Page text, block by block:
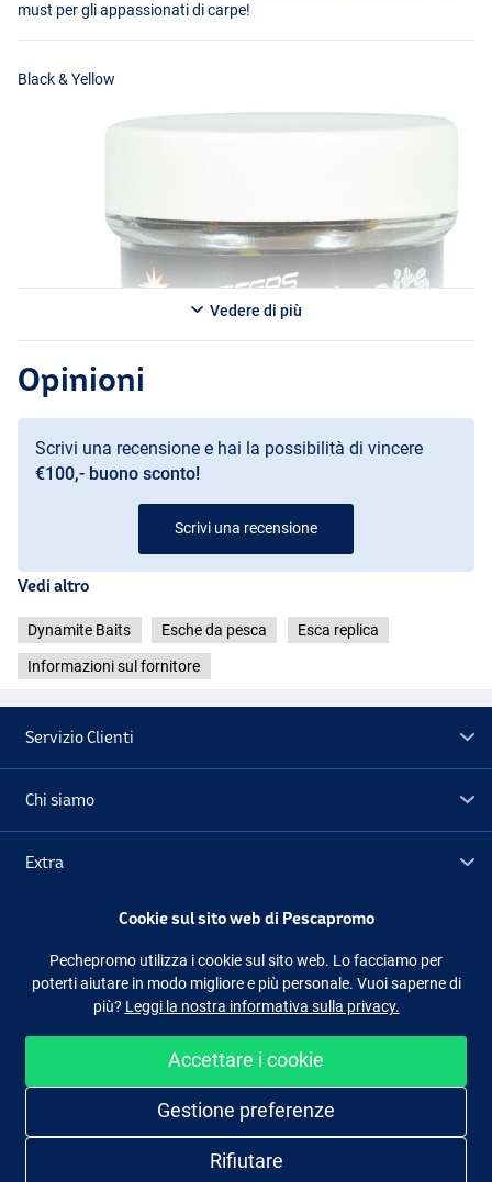
must per gli appassionati di carpe!
Black & Yellow
Vedere di più
Opinioni
Scrivi una recensione e hai la possibilità di vincere
€100,- buono sconto!
Scrivi una recensione
Vedi altro
Dynamite Baits Esche da pesca Esca replica
Informazioni sul fornitore
Servizio Clienti
Chi siamo
Extra
Seguici Facebook Instagram
Cookie sul sito web di Pescapromo
Pechepromo utilizza i cookie sul sito web. Lo facciamo per
poterti aiutare in modo migliore e più personale. Vuoi saperne di
più? Leggi la nostra informativa sulla privacy.
Accettare i cookie
Gestione preferenze
Rifiutare